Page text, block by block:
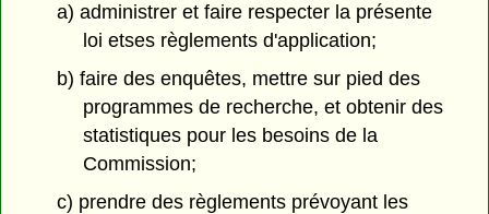
a) administrer et faire respecter la présente
loi etses règlements d'application;
b) faire des enquêtes, mettre sur pied des
programmes de recherche, et obtenir des
statistiques pour les besoins de la
Commission;
c) prendre des règlements prévoyant les